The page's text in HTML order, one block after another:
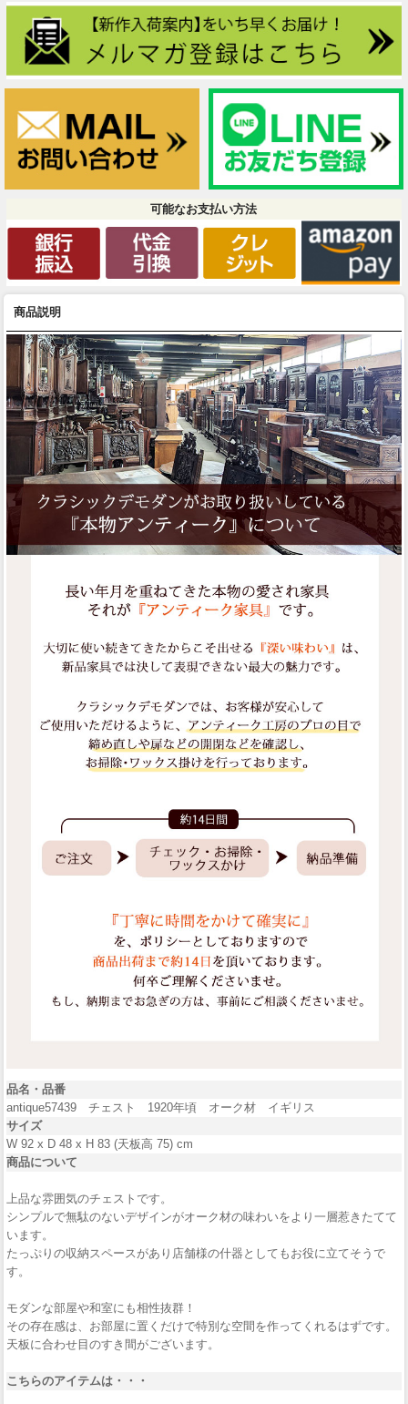
可能なお支払い方法
商品説明
品名・品番
antique57439 チェスト 1920年頃 オーク材 イギリス
サイズ
W 92 x D 48 x H 83 (天板高 75) cm
商品について
上品な雰囲気のチェストです。
シンプルで無駄のないデザインがオーク材の味わいをより一層惹きたてて
います。
たっぷりの収納スペースがあり店舗様の什器としてもお役に立てそうで
す。
モダンな部屋や和室にも相性抜群！
その存在感は、お部屋に置くだけで特別な空間を作ってくれるはずです。
天板に合わせ目のすき間がございます。
こちらのアイテムは・・・